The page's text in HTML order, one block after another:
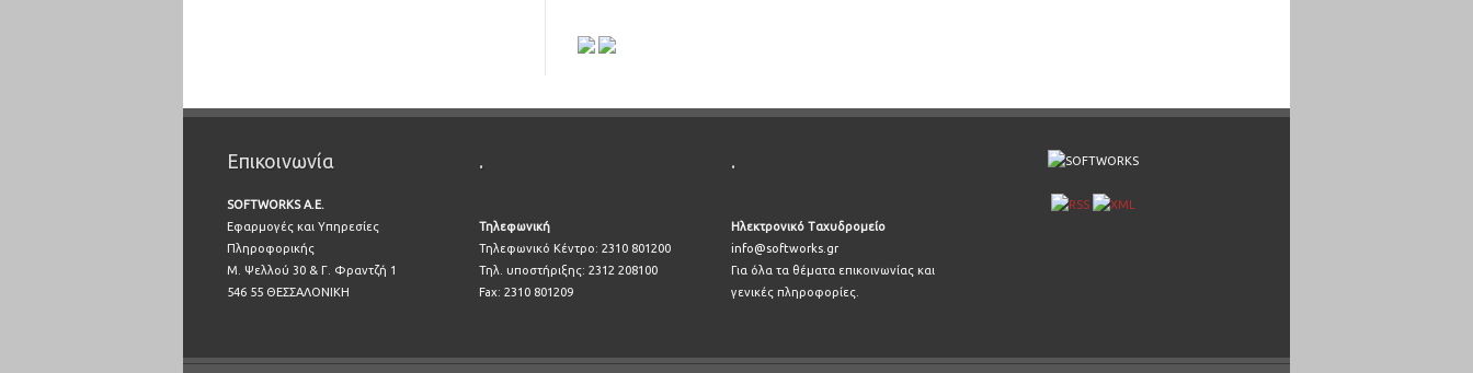
Επικοινωνία
SOFTWORKS A.E.
Εφαρμογές και Υπηρεσίες
Πληροφορικής
Μ. Ψελλού 30 & Γ. Φραντζή 1
546 55 ΘΕΣΣΑΛΟΝΙΚΗ
.
Τηλεφωνική
Τηλεφωνικό Κέντρο: 2310 801200
Τηλ. υποστήριξης: 2312 208100
Fax: 2310 801209
.
Ηλεκτρονικό Ταχυδρομείο
info@softworks.gr
Για όλα τα θέματα επικοινωνίας και
γενικές πληροφορίες.